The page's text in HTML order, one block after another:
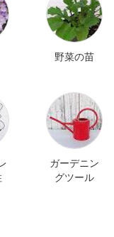
野菜の苗
ガーデニン
グツール